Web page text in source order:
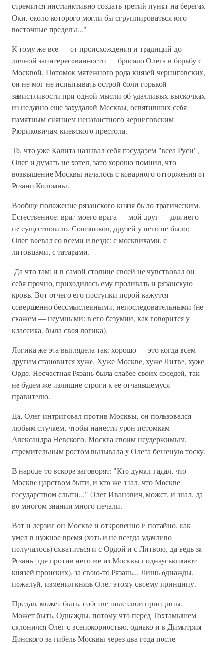
стремится инстинктивно создать третий пункт на берегах
Оки, около которого могли бы сгруппироваться юго-
восточные пределы..."
К тому же все — от происхождения и традиций до
личной заинтересованности — бросало Олега в борьбу с
Москвой. Потомок мятежного рода князей черниговских,
он не мог не испытывать острой боли горькой
завистливости при одной мысли об удачливых выскочках
из недавно еще захудалой Москвы, освятивших себя
памятным сиянием ненавистного черниговским
Рюриковичам киевского престола.
То, что уже Калита называл себя государем "всеа Руси",
Олег и думать не хотел, зато хорошо помнил, что
возвышение Москвы началось с коварного отторжения от
Рязани Коломны.
Вообще положение рязанского князя было трагическим.
Естественное: враг моего врага — мой друг — для него
не существовало. Союзников, друзей у него не было;
Олег воевал со всеми и везде: с москвичами, с
литовцами, с татарами.
Да что там: и в самой столице своей не чувствовал он
себя прочно, приходилось ему проливать и рязанскую
кровь. Вот отчего его поступки порой кажутся
совершенно бессмысленными, непоследовательными (не
скажем — неумными: в его безумии, как говорится у
классика, была своя логика).
Логика же эта выглядела так: хорошо — это когда всем
другим становится хуже. Хуже Москве, хуже Литве, хуже
Орде. Несчастная Рязань была слабее своих соседей, так
не будем же излишне строги к ее отчаявшемуся
правителю.
Да, Олег интриговал против Москвы, он пользовался
любым случаем, чтобы нанести урон потомкам
Александра Невского. Москва своим неудержимым,
стремительным ростом вызывала у Олега бешеную тоску.
В народе-то вскоре заговорят: "Кто думал-гадал, что
Москве царством быти, и кто же знал, что Москве
государством слыти..." Олег Иванович, может, и знал, да
во многом знании много печали.
Вот и дерзил он Москве и откровенно и потайно, как
умел в нужное время (хоть и не всегда удачливо
получалось) схватиться и с Ордой и с Литвою, да ведь за
Рязань (где против него же из Москвы поднауськивают
князей пронских), за свою-то Рязань... Лишь однажды,
пожалуй, изменил князь Олег этому своему принципу.
Предал, может быть, собственные свои принципы.
Может быть. Однажды, потому что перед Тохтамышем
склонился Олег с всепокорностью, однако и в Димитрия
Донского за гибель Москвы через два года после